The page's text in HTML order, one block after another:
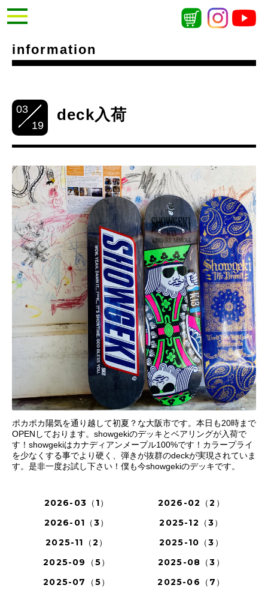
information
03
19
deck入荷
ポカポカ陽気を通り越して初夏？な大阪市です。本日も20時まで
OPENしております。showgekiのデッキとベアリングが入荷で
す！showgekiはカナディアンメープル100%です！カラープライ
を少なくする事でより硬く、弾きが抜群のdeckが実現されていま
す。是非一度お試し下さい！僕も今showgekiのデッキです。
2026-03（1）
2026-02（2）
2026-01（3）
2025-12（3）
2025-11（2）
2025-10（3）
2025-09（5）
2025-08（3）
2025-07（5）
2025-06（7）